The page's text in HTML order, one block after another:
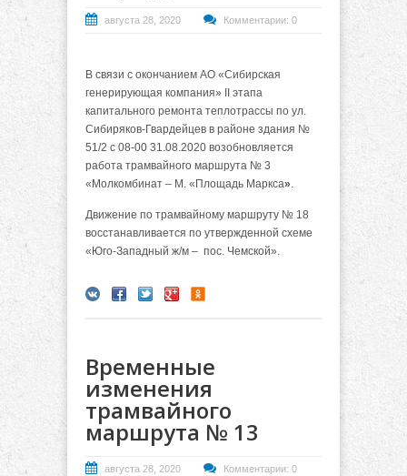
августа 28, 2020 Комментарии: 0
В связи с окончанием АО «Сибирская
генерирующая компания» II этапа
капитального ремонта теплотрассы по ул.
Сибиряков-Гвардейцев в районе здания №
51/2 с 08-00 31.08.2020 возобновляется
работа трамвайного маршрута № 3
«Молкомбинат – М. «Площадь Маркса»
Движение по трамвайному маршруту № 18
восстанавливается по утвержденной схеме
«Юго-Западный ж/м – пос. Чемской».
Временные
изменения
трамвайного
маршрута № 13
августа 28, 2020 Комментарии: 0